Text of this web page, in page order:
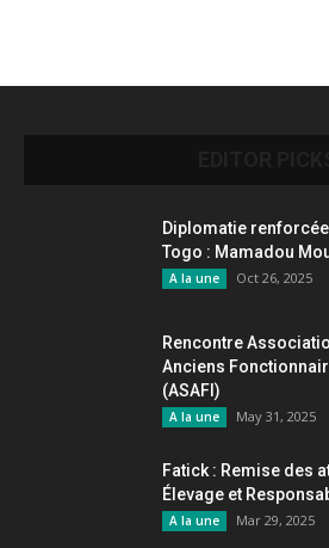
Diplomatie
Togo : Mamadou
A la une Oct 26, 2025
Rencontre
Anciens
(ASAFI)
A la une May 31, 2025
Fatick : Remise des
Élevage et
A la une Mar 29, 2025